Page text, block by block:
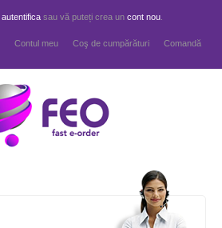
autentifica sau vă puteți crea un cont nou
Contul meu Coş de cumpărături Comandă